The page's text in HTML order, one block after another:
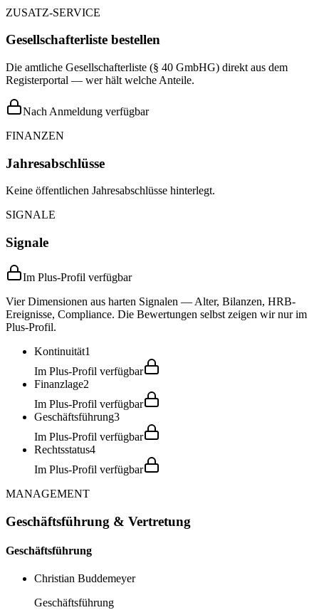
ZUSATZ-SERVICE
Gesellschafterliste bestellen
Die amtliche Gesellschafterliste (§ 40 GmbHG) direkt aus dem
Registerportal — wer hält welche Anteile.
Nach Anmeldung verfügbar
FINANZEN
Jahresabschlüsse
Keine öffentlichen Jahresabschlüsse hinterlegt.
SIGNALE
Signale
Im Plus-Profil verfügbar
Vier Dimensionen aus harten Signalen — Alter, Bilanzen, HRB-
Ereignisse, Compliance. Die Bewertungen selbst zeigen wir nur im
Plus-Profil.
Kontinuität1
Im Plus-Profil verfügbar
Finanzlage2
Im Plus-Profil verfügbar
Geschäftsführung3
Im Plus-Profil verfügbar
Rechtsstatus4
Im Plus-Profil verfügbar
MANAGEMENT
Geschäftsführung & Vertretung
Geschäftsführung
Christian Buddemeyer
Geschäftsführung